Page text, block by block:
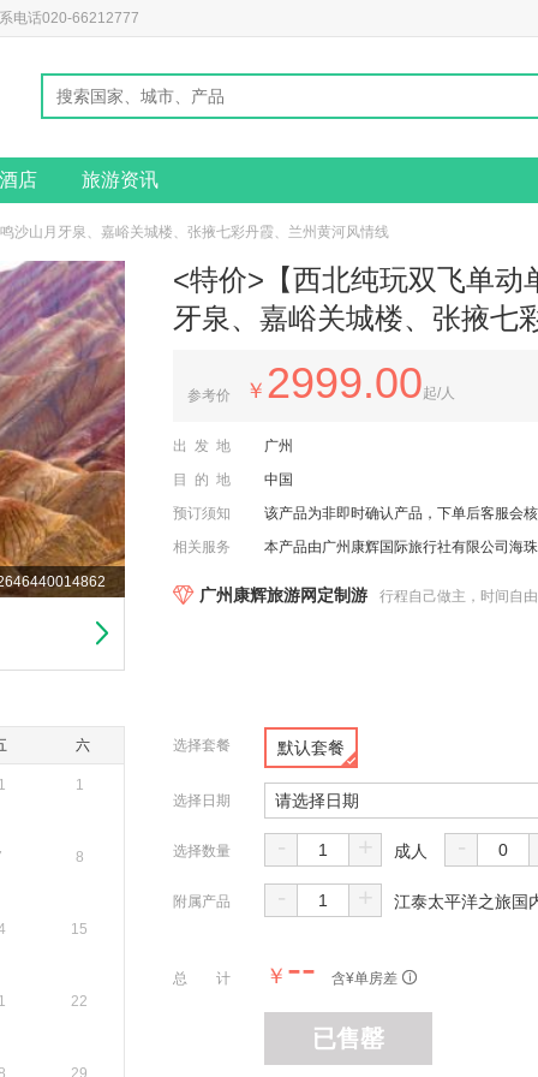
电话020-66212777
店 旅游资讯
沙山月牙泉、嘉峪关城楼、张掖七彩丹霞、兰州黄河风情线
<特价>【西北纯玩双飞单
牙泉、嘉峪关城楼、张掖七
参考价 ￥ 2999.00起/人
出发地
广州
目的地
中国
预订须知
该产品为非即时确认产品，下单后客服会
相关服务
本产品由广州康辉国际旅行社有限公司海
广州康辉旅游网定制游 行程自己做主，时间自
六
1
8
15
22
29
选择套餐 默认套餐
选择日期 请选择日期
选择数量 - + 成人 -
附属产品 - + 江泰太平洋之旅
总 计 ￥ -- 含¥单房差
已售罄